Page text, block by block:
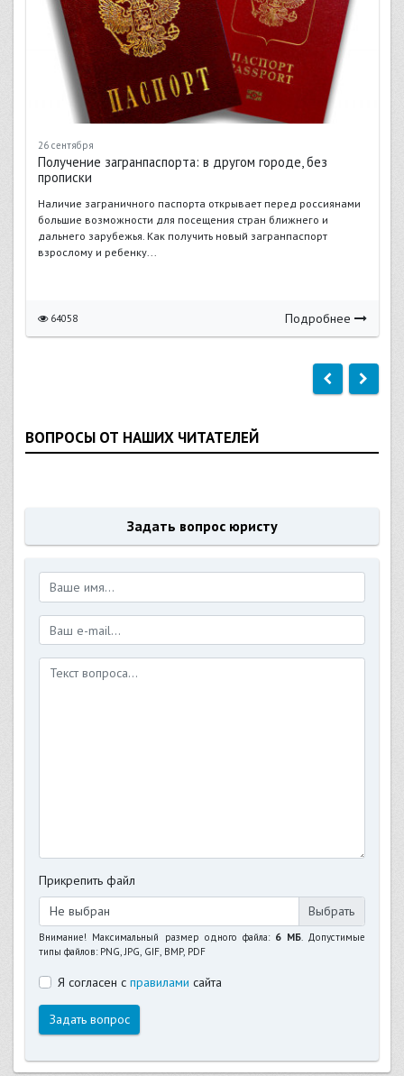
26 сентября
Получение загранпаспорта: в другом городе, без
прописки
Наличие заграничного паспорта открывает перед россиянами
большие возможности для посещения стран ближнего и
дальнего зарубежья. Как получить новый загранпаспорт
взрослому и ребенку...
64058 Подробнее
ВОПРОСЫ ОТ НАШИХ ЧИТАТЕЛЕЙ
Задать вопрос юристу
Прикрепить файл
Не выбран
Внимание! Максимальный размер одного файла: 6 МБ. Допустимые
типы файлов: PNG, JPG, GIF, BMP, PDF
Я согласен справилами сайта
Задать вопрос